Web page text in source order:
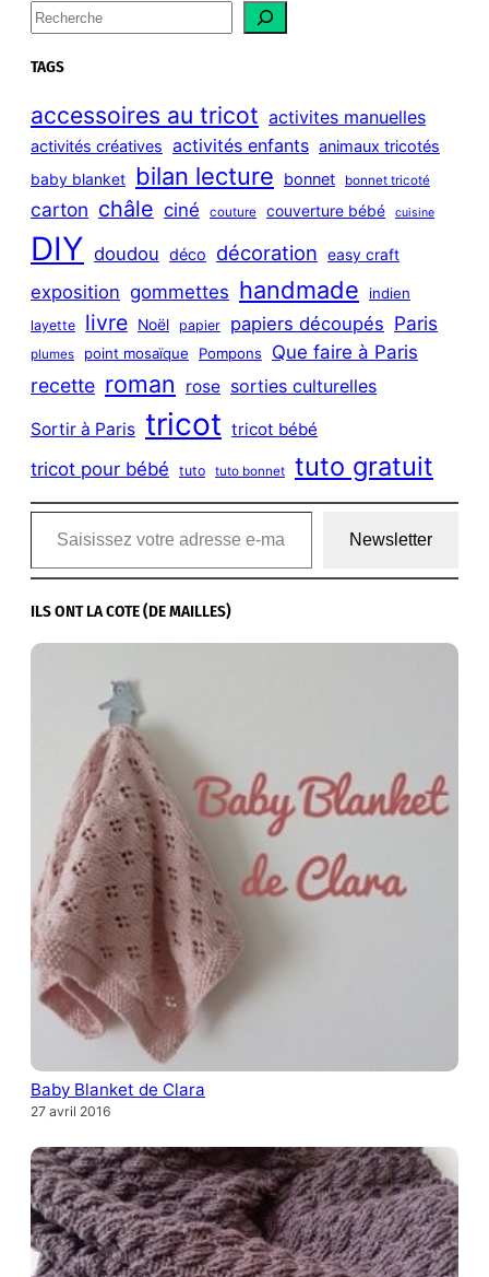
S
e
a
c
h
TAGS
accessoires au tricot activites manuelles
activités créatives activités enfants animaux tricotés
baby blanket bilan lecture bonnet bonnet tricoté
carton châle ciné couture couverture bébé cuisine
DIY doudou déco décoration easy craft
exposition gommettes handmade indien
layette livre Noël papier papiers découpés Paris
plumes point mosaïque Pompons Que faire à Paris
recette roman rose sorties culturelles
Sortir à Paris tricot tricot bébé
tricot pour bébé tuto tuto bonnet tuto gratuit
Saisissez votre adresse e-mail…
Newsletter
ILS ONT LA COTE (DE MAILLES)
Baby Blanket de Clara
27 avril 2016